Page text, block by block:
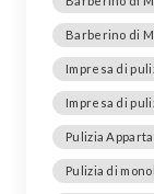
Barberino di
Impresa di
Impresa di
Pulizia
Pulizia di